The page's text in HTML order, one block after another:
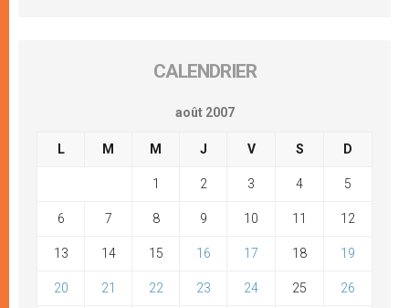
CALENDRIER
août 2007
L M M J V S D
1 2 3 4 5
6 7 8 9 10 11 12
13 14 15 16 17 18 19
20 21 22 23 24 25 26